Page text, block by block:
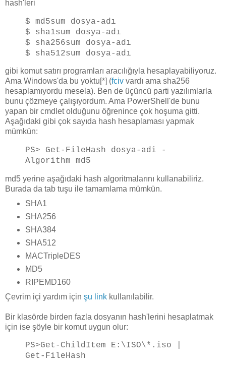
hash'leri
$ md5sum dosya-adı
$ sha1sum dosya-adı
$ sha256sum dosya-adı
$ sha512sum dosya-adı
gibi komut satırı programları aracılığıyla hesaplayabiliyoruz.
Ama Windows'da bu yoktu[*] (fciv vardı ama sha256
hesaplamıyordu mesela). Ben de üçüncü parti yazılımlarla
bunu çözmeye çalışıyordum. Ama PowerShell'de bunu
yapan bir cmdlet olduğunu öğrenince çok hoşuma gitti.
Aşağıdaki gibi çok sayıda hash hesaplaması yapmak
mümkün:
PS> Get-FileHash dosya-adi -
Algorithm md5
md5 yerine aşağıdaki hash algoritmalarını kullanabiliriz.
Burada da tab tuşu ile tamamlama mümkün.
SHA1
SHA256
SHA384
SHA512
MACTripleDES
MD5
RIPEMD160
Çevrim içi yardım için şu link kullanılabilir.
Bir klasörde birden fazla dosyanın hash'lerini hesaplatmak
için ise şöyle bir komut uygun olur:
PS>Get-ChildItem E:\ISO\*.iso |
Get-FileHash